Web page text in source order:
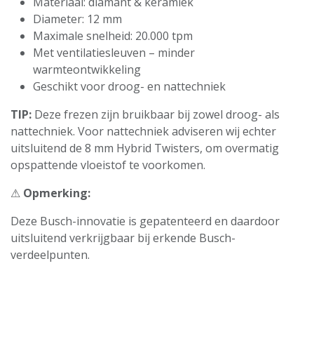
Diameter: 12 mm
Maximale snelheid: 20.000 tpm
Met ventilatiesleuven – minder
warmteontwikkeling
Geschikt voor droog- en nattechniek
TIP: Deze frezen zijn bruikbaar bij zowel droog- als
nattechniek. Voor nattechniek adviseren wij echter
uitsluitend de 8 mm Hybrid Twisters, om overmatig
opspattende vloeistof te voorkomen.
⚠ Opmerking:
Deze Busch-innovatie is gepatenteerd en daardoor
uitsluitend verkrijgbaar bij erkende Busch-
verdeelpunten.